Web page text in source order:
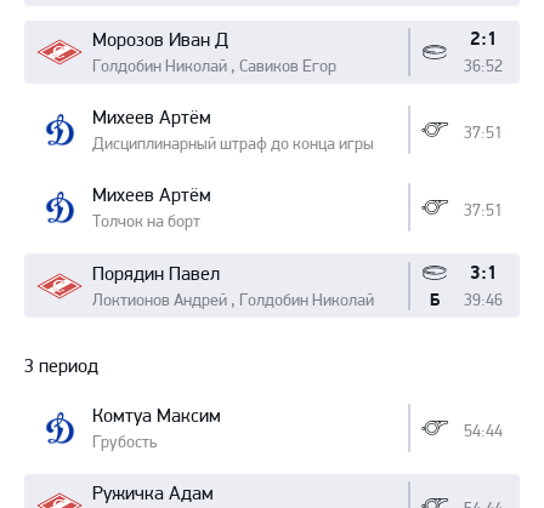
Морозов Иван Д
Голдобин Николай , Савиков Егор
2:1
36:52
Михеев Артём
Дисциплинарный штраф до конца игры
37:51
Михеев Артём
Толчок на борт
37:51
Порядин Павел
Локтионов Андрей , Голдобин Николай
3:1
39:46
Б
3 период
Комтуа Максим
Грубость
54:44
Ружичка Адам